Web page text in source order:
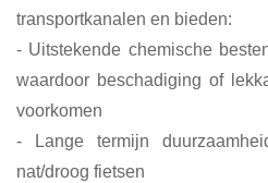
transportkanalen en bieden:
- Uitstekende chemische
waardoor beschadiging of
voorkomen
- Lange termijn
nat/droog fietsen